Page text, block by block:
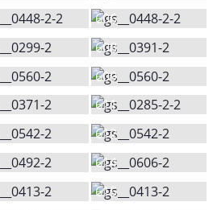
606
608
609
611
612
614
615